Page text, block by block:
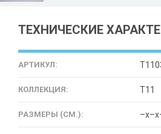
ТЕХНИЧЕСКИЕ
АРТИКУЛ:
КОЛЛЕКЦИЯ: T11
РАЗМЕРЫ (СМ.):